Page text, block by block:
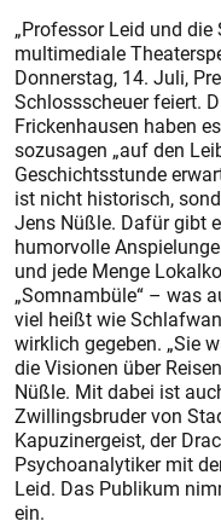
„Professor Leid und
multimediale
Donnerstag, 14. Juli,
Schlossscheuer feiert.
Frickenhausen haben
sozusagen „auf den
Geschichtsstunde
ist nicht historisch,
Jens Nüßle. Dafür gibt
humorvolle
und jede Menge
„Somnambüle“ – was
viel heißt wie
wirklich gegeben. „Sie
die Visionen über
Nüßle. Mit dabei ist
Zwillingsbruder von
Kapuzinergeist, der
Psychoanalytiker mit
Leid. Das Publikum
ein.